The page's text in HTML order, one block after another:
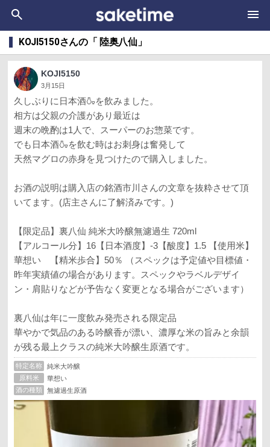
KOJI5150さんの「 陸奥八仙」
KOJI5150
3月15日
久しぶりに日本酒🍶を飲みました。
相方は父親の介護があり最近は
週末の晩酌は1人で、スーパーのお惣菜です。
でも日本酒🍶を飲む時はお刺身は奮発して
天然マグロの赤身を見つけたので購入しました。
お酒の説明は購入店の銘酒市川さんの文章を抜粋させて頂
いてます。(店主さんに了解済みです。)
【限定品】裏八仙 純米大吟醸無濾過生 720ml
【アルコール分】16【日本酒度】-3【酸度】1.5 【使用米】
華想い 【精米歩合】50％ （スペックは予定値や目標値・
昨年実績値の場合があります。スペックやラベルデザイ
ン・肩貼りなどが予告なく変更となる場合がございます）
裏八仙は年に一度飲み発売される限定品
華やかで気品のある吟醸香が漂い、濃厚な米の旨みと余韻
が残る最上クラスの純米大吟醸生原酒です。
特定名称
純米大吟醸
原料米
華想い
酒の種類
無濾過生原酒